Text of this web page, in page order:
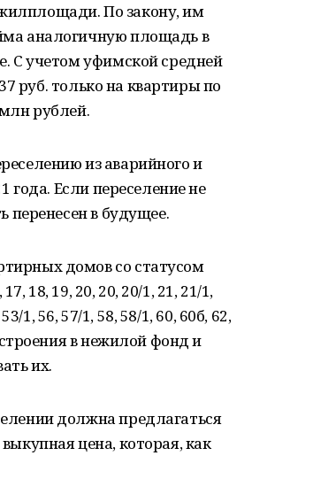
По закону, им
аналогичную площадь в
С учетом уфимской средней
руб. только на квартиры по
рублей.
из аварийного и
года. Если переселение не
перенесен в будущее.
домов со статусом
18, 19, 20, 20, 20/1, 21, 21/1,
1, 56, 57/1, 58, 58/1, 60, 60б, 62,
в нежилой фонд и
их.
должна предлагаться
цена, которая, как